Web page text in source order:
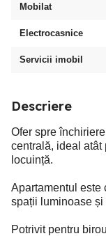
Mobilat
Electrocasnice
Servicii imobil
Descriere
Ofer spre
centrală, ideal atât
locuință.
Apartamentul este
spații luminoase și
Potrivit pentru